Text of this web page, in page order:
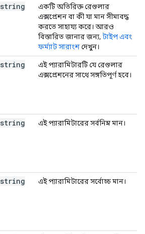
string
একটি অতিরিক্ত রেগুলার
এক্সপ্রেশন বা কী যা মান সীমাবদ্ধ
করতে সাহায্য করে। আরও
বিস্তারিত জানার জন্য, টাইপ এবং
ফর্ম্যাট সারাংশদেখুন।
string
এই প্যারামিটারটি যে রেগুলার
এক্সপ্রেশনের সাথে সঙ্গতিপূর্ণ হবে।
string এই প্যারামিটারের সর্বনিম্ন মান।
string এই প্যারামিটারের সর্বোচ্চ মান।